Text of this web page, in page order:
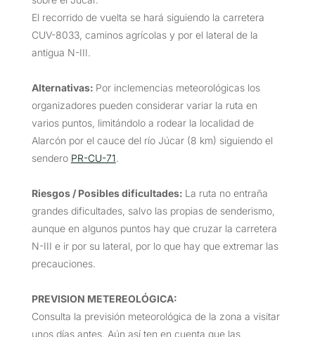
El recorrido de vuelta se hará siguiendo la carretera
CUV-8033, caminos agrícolas y por el lateral de la
antigua N-III.
Alternativas: Por inclemencias meteorológicas los
organizadores pueden considerar variar la ruta en
varios puntos, limitándolo a rodear la localidad de
Alarcón por el cauce del río Júcar (8 km) siguiendo el
sendero PR-CU-71.
Riesgos / Posibles dificultades: La ruta no entraña
grandes dificultades, salvo las propias de senderismo,
aunque en algunos puntos hay que cruzar la carretera
N-III e ir por su lateral, por lo que hay que extremar las
precauciones.
PREVISION METEREOLÓGICA:
Consulta la previsión meteorológica de la zona a visitar
unos días antes. Aún así ten en cuenta que las